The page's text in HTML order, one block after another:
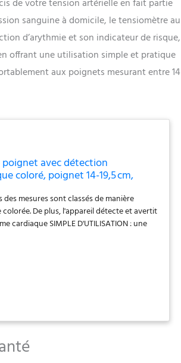
de votre tension artérielle en fait partie
sanguine à domicile, le tensiomètre au
d’arythmie et son indicateur de risque,
offrant une utilisation simple et pratique
aux poignets mesurant entre 14
poignet avec détection
coloré, poignet 14-19,5 cm,
des mesures sont classés de manière
De plus, l'appareil détecte et avertit
cardiaque SIMPLE D'UTILISATION : une
mesurer la pression artérielle et le pouls
Le tensiomètre est adapté aux
MOYENNE : Le tensiomètre de poignet
2 utilisateurs ; une valeur moyenne ainsi
soir des 7 derniers jours sont calculées
: Les valeurs mesurées peuvent
« Scan and Save » dans
Pro » et peuvent être
dimensions compactes et à son poids